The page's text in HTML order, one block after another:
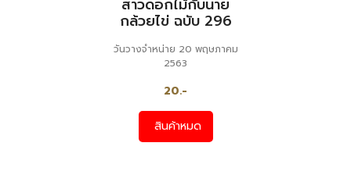
สาวดอกไม้กับนาย
กล้วยไข่ ฉบับ 296
วันวางจำหน่าย 20 พฤษภาคม
2563
20.-
สินค้าหมด